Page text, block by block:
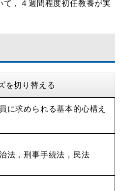
，４週間程度初任教養が実
を切り替える
に求められる基本的心構え
法，刑事手続法，民法